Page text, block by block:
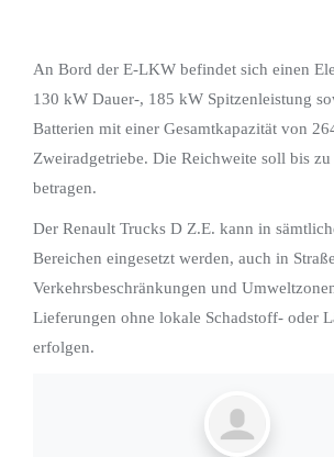
An Bord der E-LKW befindet sich einen
130 kW Dauer-, 185 kW Spitzenleistung
Batterien mit einer Gesamtkapazität von
Zweiradgetriebe. Die Reichweite soll bis
betragen.
Der Renault Trucks D Z.E. kann in
Bereichen eingesetzt werden, auch in
Verkehrsbeschränkungen und
Lieferungen ohne lokale Schadstoff- oder
erfolgen.